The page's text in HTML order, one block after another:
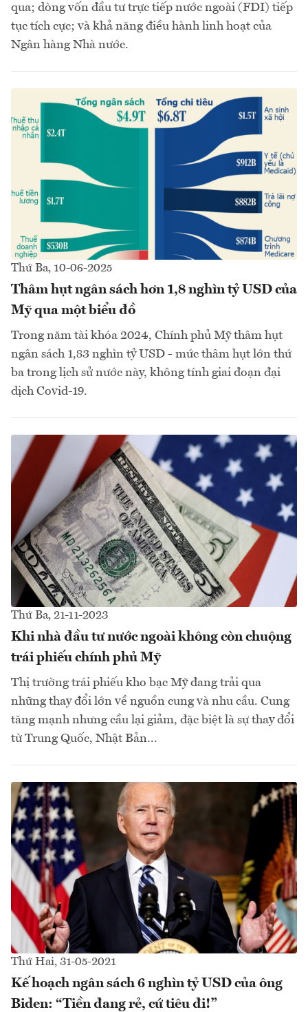
qua; dòng vốn đầu tư trực tiếp nước ngoài (FDI) tiếp
tục tích cực; và khả năng điều hành linh hoạt của
Ngân hàng Nhà nước.
Thứ Ba, 10-06-2025
Thâm hụt ngân sách hơn 1,8 nghìn tỷ USD của
Mỹ qua một biểu đồ
Trong năm tài khóa 2024, Chính phủ Mỹ thâm hụt
ngân sách 1,83 nghìn tỷ USD - mức thâm hụt lớn thứ
ba trong lịch sử nước này, không tính giai đoạn đại
dịch Covid-19.
Thứ Ba, 21-11-2023
Khi nhà đầu tư nước ngoài không còn chuộng
trái phiếu chính phủ Mỹ
Thị trường trái phiếu kho bạc Mỹ đang trải qua
những thay đổi lớn về nguồn cung và nhu cầu. Cung
tăng mạnh nhưng cầu lại giảm, đặc biệt là sự thay đổi
từ Trung Quốc, Nhật Bản...
Thứ Hai, 31-05-2021
Kế hoạch ngân sách 6 nghìn tỷ USD của ông
Biden: “Tiền đang rẻ, cứ tiêu đi!”